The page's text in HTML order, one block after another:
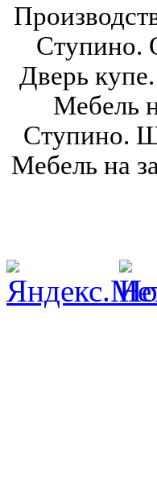
Ступино.
Дверь
Мебель
Ступино.
Мебель на